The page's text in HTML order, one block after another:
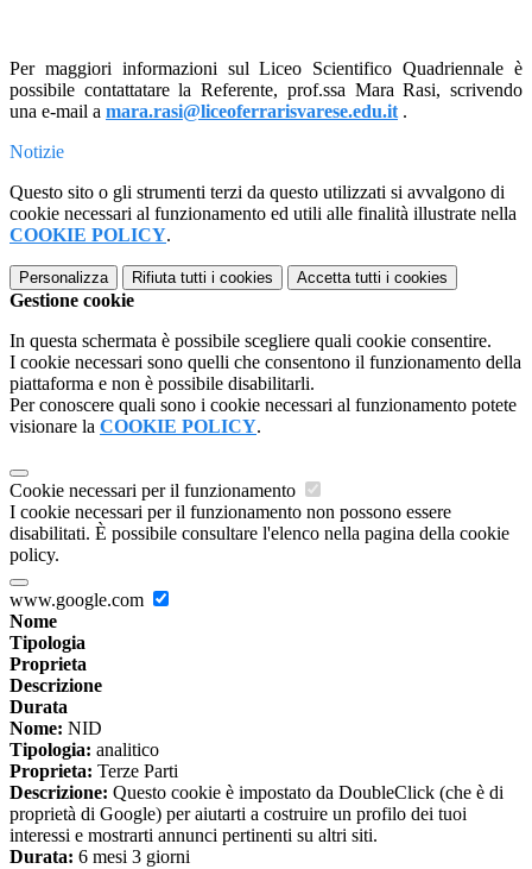
Per maggiori informazioni sul Liceo Scientifico Quadriennale è
possibile contattatare la Referente, prof.ssa Mara Rasi, scrivendo
una e-mail a mara.rasi@liceoferrarisvarese.edu.it .
Notizie
Questo sito o gli strumenti terzi da questo utilizzati si avvalgono di
cookie necessari al funzionamento ed utili alle finalità illustrate nella
COOKIE POLICY.
Personalizza Rifiuta tutti i cookies Accetta tutti i cookies
Gestione cookie
In questa schermata è possibile scegliere quali cookie consentire.
I cookie necessari sono quelli che consentono il funzionamento della
piattaforma e non è possibile disabilitarli.
Per conoscere quali sono i cookie necessari al funzionamento potete
visionare la COOKIE POLICY.
Cookie necessari per il funzionamento
I cookie necessari per il funzionamento non possono essere
disabilitati. È possibile consultare l'elenco nella pagina della cookie
policy.
www.google.com
Nome
Tipologia
Proprieta
Descrizione
Durata
Nome: NID
Tipologia: analitico
Proprieta: Terze Parti
Descrizione: Questo cookie è impostato da DoubleClick (che è di
proprietà di Google) per aiutarti a costruire un profilo dei tuoi
interessi e mostrarti annunci pertinenti su altri siti.
Durata: 6 mesi 3 giorni